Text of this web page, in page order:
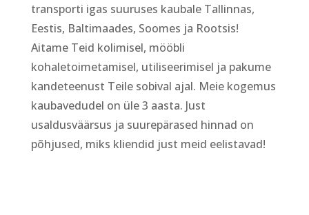
transporti igas suuruses kaubale Tallinnas,
Eestis, Baltimaades, Soomes ja Rootsis!
Aitame Teid kolimisel, mööbli
kohaletoimetamisel, utiliseerimisel ja pakume
kandeteenust Teile sobival ajal. Meie kogemus
kaubavedudel on üle 3 aasta. Just
usaldusväärsus ja suurepärased hinnad on
põhjused, miks kliendid just meid eelistavad!